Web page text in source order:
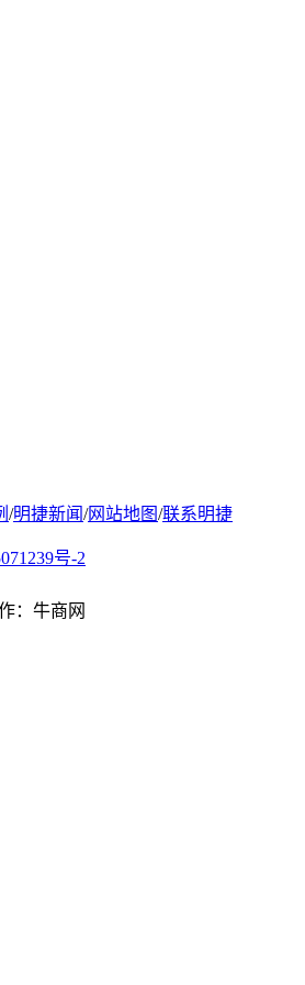
/明捷新闻/网站地图/联系明捷
号-2
：牛商网